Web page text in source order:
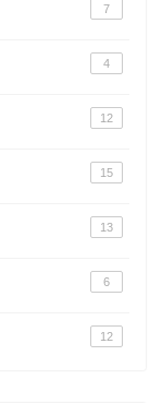
7
4
12
15
13
6
12